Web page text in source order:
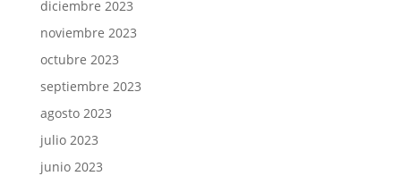
diciembre 2023
noviembre 2023
octubre 2023
septiembre 2023
agosto 2023
julio 2023
junio 2023